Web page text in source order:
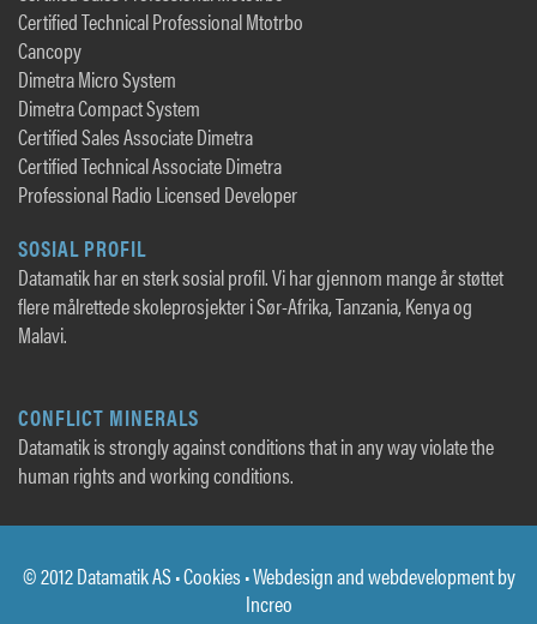
Certified Technical Professional Mtotrbo
Cancopy
Dimetra Micro System
Dimetra Compact System
Certified Sales Associate Dimetra
Certified Technical Associate Dimetra
Professional Radio Licensed Developer
SOSIAL PROFIL
Datamatik har en sterk sosial profil. Vi har gjennom mange år støttet
flere målrettede skoleprosjekter i Sør-Afrika, Tanzania, Kenya og
Malavi.
CONFLICT MINERALS
Datamatik is strongly against conditions that in any way violate the
human rights and working conditions.
© 2012 Datamatik AS •Cookies • Webdesign and webdevelopment by
Increo